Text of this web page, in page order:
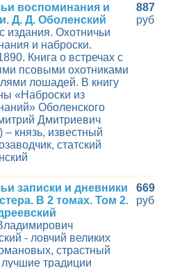
воспоминания и
Д. Д. Оболенский
издания. Охотничьи
и наброски.
Книга о встречах с
псовыми охотниками
лошадей. В книгу
«Наброски из
Оболенского
Дмитриевич
князь, известный
статский
887
руб
записки и дневники
В 2 томах. Том 2.
- ловчий великих
страстный
традиции
669
руб